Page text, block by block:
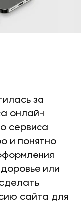
за
онлайн
сервиса
и понятно
или
сайта для